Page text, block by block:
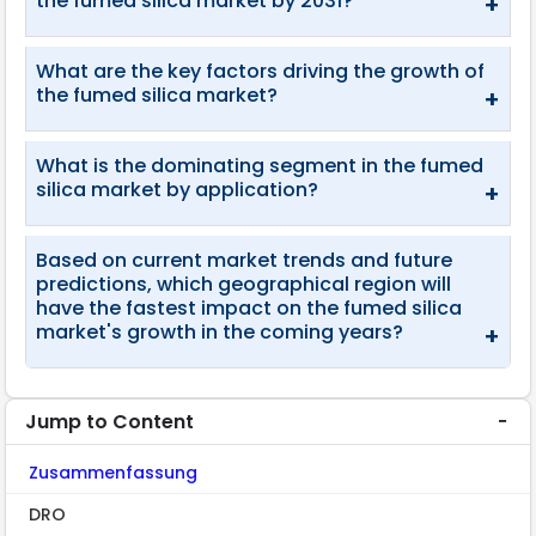
Jump to Content
Zusammenfassung
DRO
What are the key factors driving the growth of
the fumed silica market?
+
What is the dominating segment in the fumed
silica market by application?
+
Based on current market trends and future
predictions, which geographical region will
have the fastest impact on the fumed silica
market's growth in the coming years?
+